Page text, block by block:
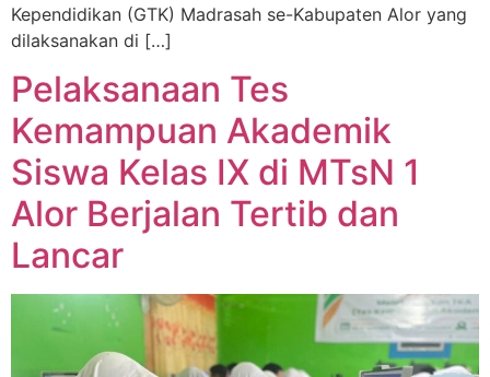
Kependidikan (GTK) Madrasah se-Kabupaten Alor yang
dilaksanakan di […]
Pelaksanaan Tes
Kemampuan Akademik
Siswa Kelas IX di MTsN 1
Alor Berjalan Tertib dan
Lancar